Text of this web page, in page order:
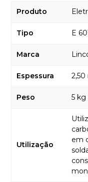
Produto
Tipo E
Marca
Espessura
Peso 5 kg
Utilização
em